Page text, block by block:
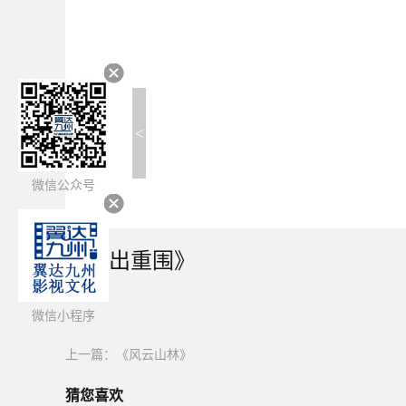
<
《杀出重围》
简介：
上一篇： 《风云山林》
猜您喜欢
微信公众号
微信小程序